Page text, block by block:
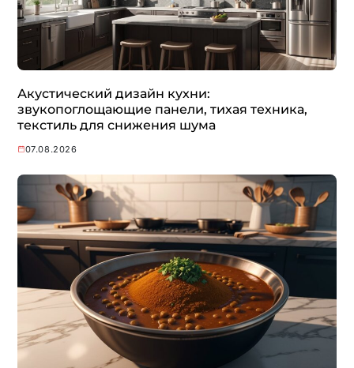
Акустический дизайн кухни:
звукопоглощающие панели, тихая техника,
текстиль для снижения шума
07.08.2026